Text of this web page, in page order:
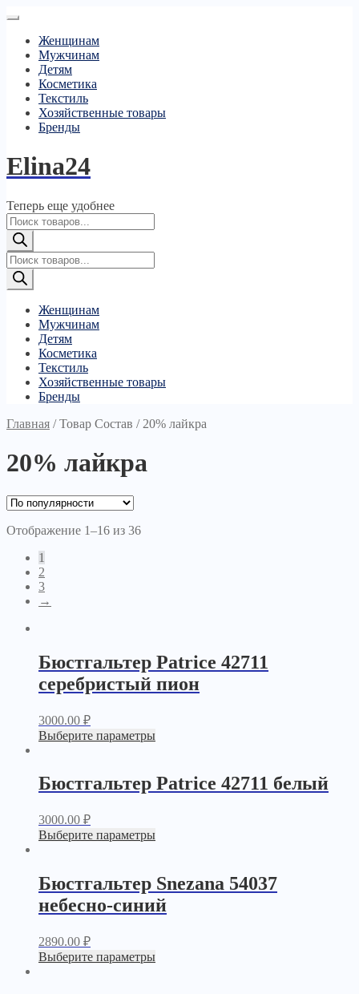
Женщинам
Мужчинам
Детям
Косметика
Текстиль
Хозяйственные товары
Бренды
Elina24
Теперь еще удобнее
Поиск
товаров
Поиск
товаров
Женщинам
Мужчинам
Детям
Косметика
Текстиль
Хозяйственные товары
Бренды
Главная /Товар Состав / 20% лайкра
20% лайкра
Отображение 1–16 из 36
1
2
3
→
Бюстгальтер Patrice 42711
серебристый пион
3000.00 ₽
Выберите параметры
Бюстгальтер Patrice 42711 белый
3000.00 ₽
Выберите параметры
Бюстгальтер Snezana 54037
небесно-синий
2890.00 ₽
Выберите параметры